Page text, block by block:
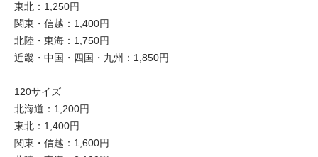
東北：1,250円
関東・信越：1,400円
北陸・東海：1,750円
近畿・中国・四国・九州：1,850円
120サイズ
北海道：1,200円
東北：1,400円
関東・信越：1,600円